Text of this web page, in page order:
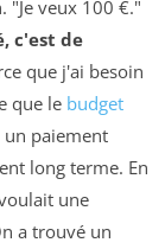
"Je veux 100 €."
c'est de
que j'ai besoin
que le budget
paiement
long terme. En
une
a trouvé un